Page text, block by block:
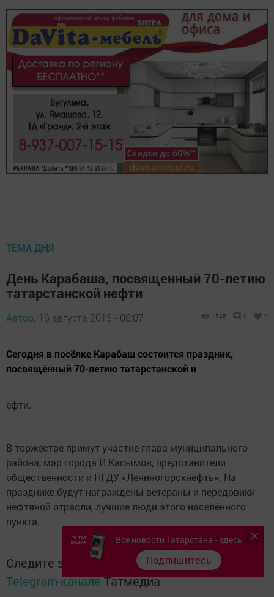
ТЕМА ДНЯ
День Карабаша, посвященный 70-летию
татарстанской нефти
Автор, 16 августа 2013 - 06:07 1545 0 0
Сегодня в посёлке Карабаш состоится праздник,
посвящённый 70-летию татарстанской н
ефти.
В торжестве примут участие глава муниципального
района, мэр города И.Касымов, представители
общественности и НГДУ «Лениногорскнефть». На
празднике будут награждены ветераны и передовики
нефтяной отрасли, лучшие люди этого населённого
пункта.
Следите за самым важным и интересным в
Telegram-каналеТатмедиа
Все новости Татарстана - здесь
Подпишитесь